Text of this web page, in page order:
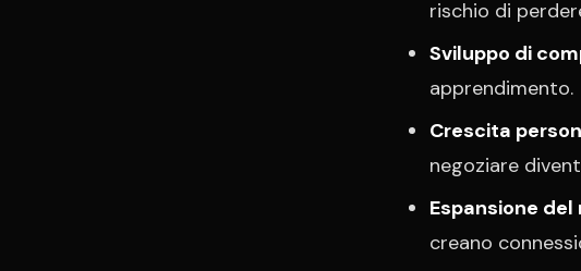
rischio di
Sviluppo di
apprendimento.
Crescita
negoziare
Espansione
creano